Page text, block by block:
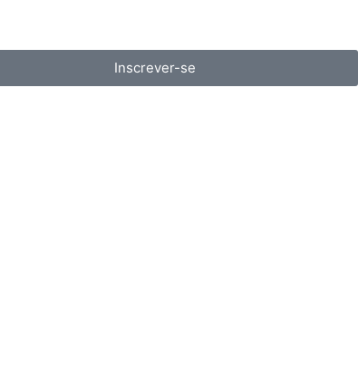
Inscrever-se